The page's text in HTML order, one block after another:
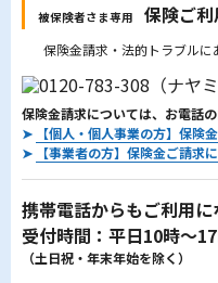
被保険者さま専用 保険ご
保険金請求・法的トラブル
保険金請求については、お電話
➤
【個人・個人事業の方】保険
➤
【事業者の方】保険金ご請求
携帯電話からもご利用に
受付時間：平日10時～
（土日祝・年末年始を除く）